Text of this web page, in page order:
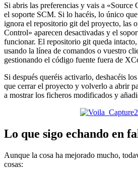
Si abris las preferencias y vais a «Source
el soporte SCM. Si lo hacéis, lo único
ignora el repositorio git del proyecto, las
Control» aparecen desactivadas y el
funcionar. El repositorio git queda
usando la línea de comandos o vuestro
gestionando el código fuente fuera de
Si después queréis activarlo, deshacéis
que cerrar el proyecto y volverlo a abrir
a mostrar los ficheros modificados y
Lo que sigo echando en
Aunque la cosa ha mejorado mucho,
cosas: